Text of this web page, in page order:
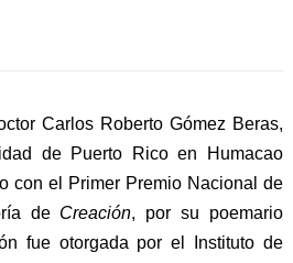
Carlos Roberto Gómez Beras,
de Puerto Rico en Humacao
con el Primer Premio Nacional de
de Creación, por su poemario
fue otorgada por el Instituto de